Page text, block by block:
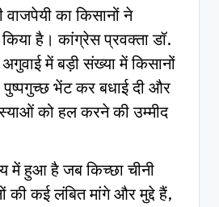
का किसानों ने
किया है। कांग्रेस प्रवक्ता डॉ.
में बड़ी संख्या में किसानों
पुष्पगुच्छ भेंट कर बधाई दी और
को हल करने की उम्मीद
में हुआ है जब किच्छा चीनी
की कई लंबित मांगे और मुद्दे हैं,